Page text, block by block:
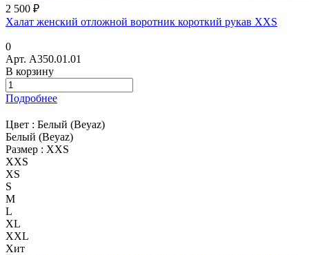
2 500 ₽
Халат женский отложной воротник короткий рукав XXS
0
Арт. A350.01.01
В корзину
Подробнее
Цвет : Белый (Beyaz)
Белый (Beyaz)
Размер : XXS
XXS
XS
S
M
L
XL
XXL
Хит